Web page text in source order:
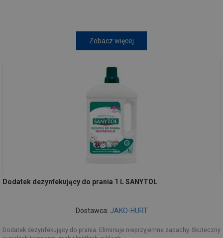
Zobacz więcej
Dodatek dezynfekujący do prania 1 L SANYTOL
Dostawca: JAKO-HURT
Dodatek dezynfekujący do prania. Eliminuje nieprzyjemne zapachy. Skuteczny